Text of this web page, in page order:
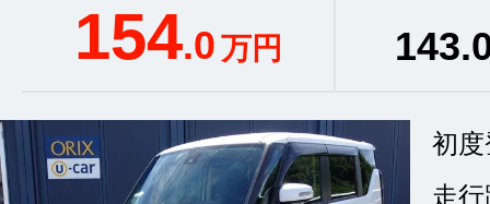
154.0万円 143
初
走